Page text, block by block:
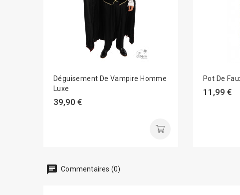
Déguisement De Vampire Homme
Luxe
39,90 €
Pot De
11,99 €
chat Commentaires (0)